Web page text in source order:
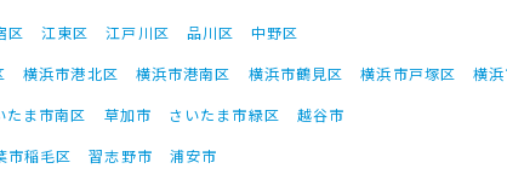
区 江東区 江戸川区 品川区
中野区
横浜市港北区 横浜市港南区 横浜市鶴見区 横浜市戸塚区
横
たま市南区 草加市 さいたま市緑区
越谷市
市稲毛区 習志野市 浦安市